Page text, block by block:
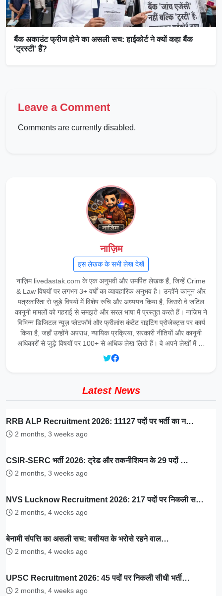
बैंक अकाउंट फ्रीज होने का असली सच: हाईकोर्ट ने क्यों कहा बैंक
'ट्रस्टी' हैं?
Leave a Comment
Comments are currently disabled.
नाज़िम
इस लेखक के सभी लेख देखें
नाज़िम livedastak.com के एक अनुभवी और समर्पित लेखक हैं, जिन्हें Crime
& Law विषयों पर लगभग 3+ वर्षों का व्यावहारिक अनुभव है। उन्होंने कानून और
पत्रकारिता से जुड़े विषयों में विशेष रुचि और अध्ययन किया है, जिससे वे जटिल
कानूनी मामलों को गहराई से समझते और सरल भाषा में प्रस्तुत करते हैं। नाज़िम ने
विभिन्न डिजिटल न्यूज़ प्लेटफॉर्म और फ्रीलांस कंटेंट राइटिंग प्रोजेक्ट्स पर कार्य
किया है, जहाँ उन्होंने अपराध, न्यायिक प्रक्रिया, सरकारी नीतियों और कानूनी
अधिकारों से जुड़े विषयों पर 100+ से अधिक लेख लिखे हैं। वे अपने लेखों में …
Latest News
RRB ALP Recruitment 2026: 11127 पदों पर भर्ती का न…
2 months, 3 weeks ago
CSIR-SERC भर्ती 2026: ट्रेड और तकनीशियन के 29 पदों …
2 months, 3 weeks ago
NVS Lucknow Recruitment 2026: 217 पदों पर निकली स…
2 months, 4 weeks ago
बेनामी संपत्ति का असली सच: वसीयत के भरोसे रहने वाल…
2 months, 4 weeks ago
UPSC Recruitment 2026: 45 पदों पर निकली सीधी भर्ती…
2 months, 4 weeks ago